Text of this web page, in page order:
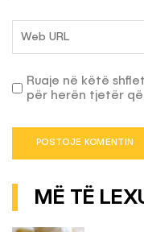
Ruaje në këtë
për herën tjetër që
MË TË